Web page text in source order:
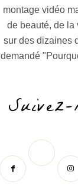
montage vidéo
de beauté, de la
sur des dizaines
demandé